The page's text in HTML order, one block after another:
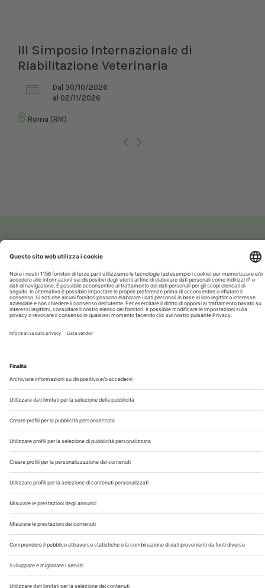
III Simposio Internazionale di
Riabilitazione Veterinaria
Dal 30/10/2026
al 02/11/2026
Roma (RM)
Chi Siamo
Contatti
Note Legali